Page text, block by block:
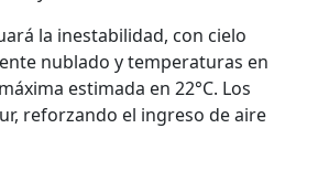
la inestabilidad, con cielo
nublado y temperaturas en
estimada en 22°C. Los
reforzando el ingreso de aire